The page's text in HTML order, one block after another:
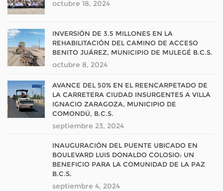
octubre 18, 2024
INVERSIÓN DE 3.5 MILLONES EN LA
REHABILITACIÓN DEL CAMINO DE ACCESO
BENITO JUÁREZ, MUNICIPIO DE MULEGÉ B.C.S.
octubre 8, 2024
AVANCE DEL 50% EN EL REENCARPETADO DE
LA CARRETERA CIUDAD INSURGENTES A VILLA
IGNACIO ZARAGOZA, MUNICIPIO DE
COMONDÚ, B.C.S.
septiembre 23, 2024
INAUGURACIÓN DEL PUENTE UBICADO EN
BOULEVARD LUIS DONALDO COLOSIO: UN
BENEFICIO PARA LA COMUNIDAD DE LA PAZ
B.C.S.
septiembre 4, 2024